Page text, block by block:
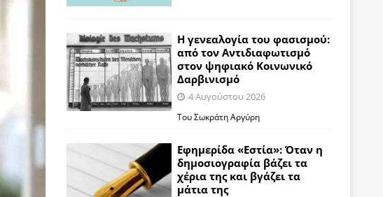
Η γενεαλογία του φασισμού:
από τον Αντιδιαφωτισμό
στον ψηφιακό Κοινωνικό
Δαρβινισμό
4 Αυγούστου 2026
Του Σωκράτη Αργύρη
Εφημερίδα «Εστία»: Όταν η
δημοσιογραφία βάζει τα
χέρια της και βγάζει τα
μάτια της